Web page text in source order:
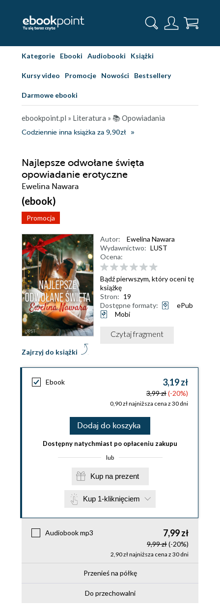
Kategorie Ebooki Audiobooki Książki
Kursy video Promocje Nowości Bestsellery
Darmowe ebooki
ebookpoint.pl » Literatura » 📚 Opowiadania
Codziennie inna książka za 9,90zł
Najlepsze odwołane święta
opowiadanie erotyczne
Ewelina Nawara
(ebook)
Promocja
Zajrzyj do książki
Autor:
Ewelina Nawara
Wydawnictwo: LUST
Ocena:
Bądź pierwszym, który oceni tę
książkę
Stron: 19
Dostępne formaty:
ePub
Mobi
Czytaj fragment
Ebook 3,19 zł
3,99 zł(-20%)
0,90 zł najniższa cena z 30 dni
Dodaj do koszyka
Dostępny natychmiast po opłaceniu zakupu
lub
Kup na prezent
Kup 1-kliknięciem
Audiobook mp3 7,99 zł
9,99 zł(-20%)
2,90 zł najniższa cena z 30 dni
Przenieś na półkę
Do przechowalni